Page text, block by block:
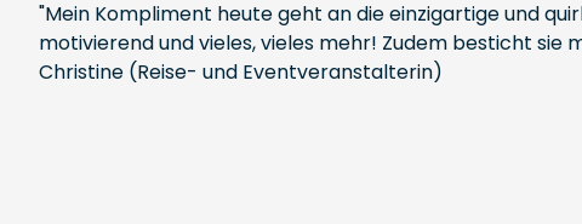
"Mein Kompliment heute geht an die einzigartige und
motivierend und vieles, vieles mehr! Zudem besticht sie
Christine (Reise- und Eventveranstalterin)